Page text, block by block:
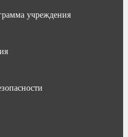
учреждения